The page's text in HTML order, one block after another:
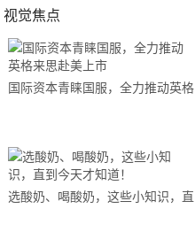
视觉焦点
国际资本青睐国服，全力推动英格
选酸奶、喝酸奶，这些小知识，直